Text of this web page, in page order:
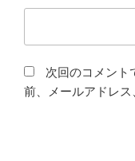
次回のコメント
前、メールアドレス